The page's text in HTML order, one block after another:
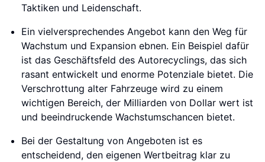
Taktiken und Leidenschaft.
Ein vielversprechendes Angebot kann den Weg für
Wachstum und Expansion ebnen. Ein Beispiel dafür
ist das Geschäftsfeld des Autorecyclings, das sich
rasant entwickelt und enorme Potenziale bietet. Die
Verschrottung alter Fahrzeuge wird zu einem
wichtigen Bereich, der Milliarden von Dollar wert ist
und beeindruckende Wachstumschancen bietet.
Bei der Gestaltung von Angeboten ist es
entscheidend, den eigenen Wertbeitrag klar zu